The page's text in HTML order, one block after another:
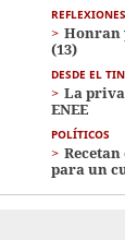
REFLEXIONES
Honran
(13)
DESDE EL
La
ENEE
POLÍTICOS
para un